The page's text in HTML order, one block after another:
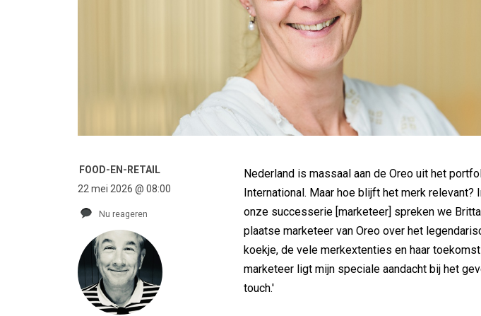
FOOD-EN-RETAIL
22 mei 2026 @ 08:00
Nu reageren
Nederland is massaal aan de Oreo uit het
International. Maar hoe blijft het merk relevant?
onze successerie [marketeer] spreken we
plaatse marketeer van Oreo over het
koekje, de vele merkextenties en haar
marketeer ligt mijn speciale aandacht bij het
touch.'